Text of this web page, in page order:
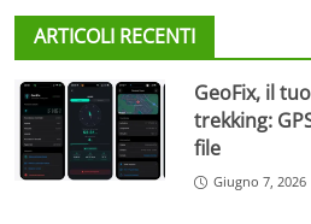
ARTICOLI RECENTI
GeoFix, il
trekking:
file
Giugno 7, 2026